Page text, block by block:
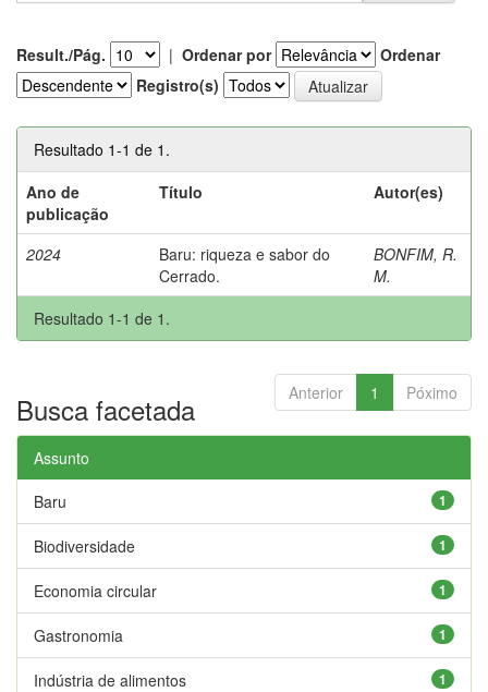
Result./Pág. | Ordenar por
Ordenar
Registro(s)
Resultado 1-1 de 1.
Ano de
publicação
Título Autor(es)
2024
Baru: riqueza e sabor do
Cerrado.
BONFIM, R.
M.
Resultado 1-1 de 1.
Anterior 1 Póximo
Busca facetada
Assunto
1
Baru
1
Biodiversidade
1
Economia circular
1
Gastronomia
1
Indústria de alimentos